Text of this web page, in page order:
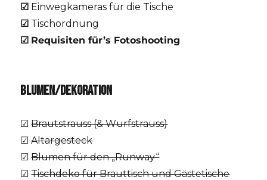
☑ Einwegkameras für die Tische
☑ Tischordnung
☑ Requisiten für’s Fotoshooting
BLUMEN/DEKORATION
☑Brautstrauss (& Wurfstrauss)
☑Altargesteck
☑Blumen für den „Runway“
☑Tischdeko für Brauttisch und Gästetische